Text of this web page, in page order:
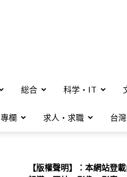
総合 科学・IT
專欄 求人・求職 台
【版權聲明】：本網站登